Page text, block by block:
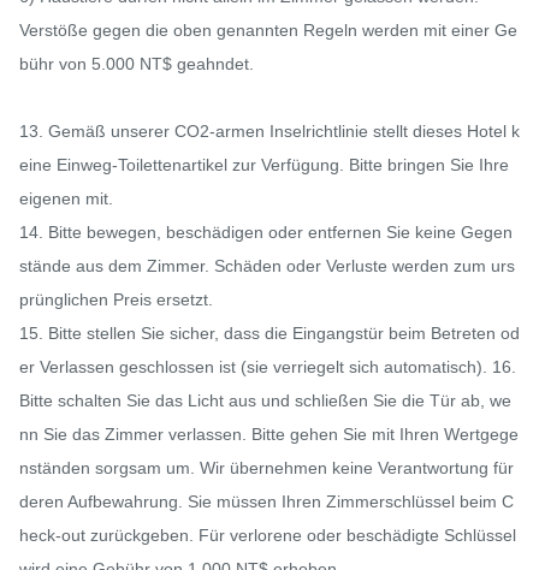
Verstöße gegen die oben genannten Regeln werden mit einer Ge
bühr von 5.000 NT$ geahndet.
13. Gemäß unserer CO2-armen Inselrichtlinie stellt dieses Hotel k
eine Einweg-Toilettenartikel zur Verfügung. Bitte bringen Sie Ihre
eigenen mit.
14. Bitte bewegen, beschädigen oder entfernen Sie keine Gegen
stände aus dem Zimmer. Schäden oder Verluste werden zum urs
prünglichen Preis ersetzt.
15. Bitte stellen Sie sicher, dass die Eingangstür beim Betreten od
er Verlassen geschlossen ist (sie verriegelt sich automatisch). 16.
Bitte schalten Sie das Licht aus und schließen Sie die Tür ab, we
nn Sie das Zimmer verlassen. Bitte gehen Sie mit Ihren Wertgege
nständen sorgsam um. Wir übernehmen keine Verantwortung für
deren Aufbewahrung. Sie müssen Ihren Zimmerschlüssel beim C
heck-out zurückgeben. Für verlorene oder beschädigte Schlüssel